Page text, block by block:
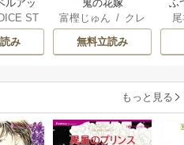
ルアッ
ST
/
み
鬼の花嫁
富樫じゅん / クレ
ハ
無料立読み
ふ
もっと見る